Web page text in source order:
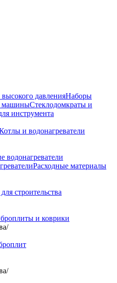
давленияНаборы
машиныСтеклодомкраты и
инструмента
водонагреватели
Расходные материалы
и коврики
/
/